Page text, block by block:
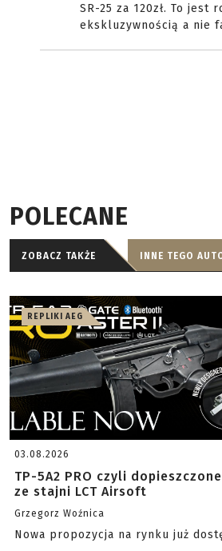
SR-25 za 120zł. To
ekskluzywnością a nie
POLECANE
ZOBACZ TAKŻE INNE TEGO
REPLIKI AEG
03.08.2026
TP-5A2 PRO czyli
ze stajni LCT Airsoft
Grzegorz Woźnica
Nowa propozycja na rynku już